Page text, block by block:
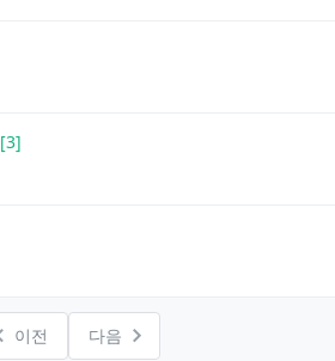
[3]
이전 다음